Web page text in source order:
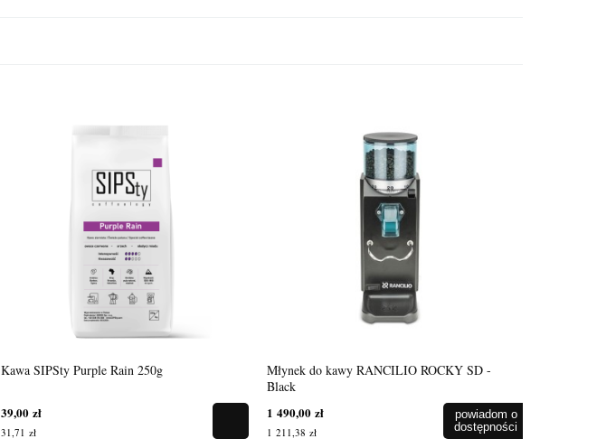
Kawa SIPSty Purple Rain 250g
39,00 zł
31,71 zł
Młynek do kawy RANCILIO ROCKY SD -
Black
1 490,00 zł
1 211,38 zł
powiadom o
dostępności